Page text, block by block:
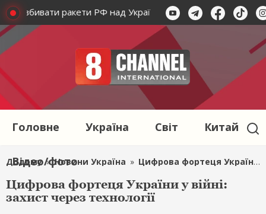
збивати ракети РФ над Україною Сикорський
Головне Україна Світ Китай
Відео/фото
Додому » Новини Україна » Цифрова фортеця України у війні: захист через технології
Цифрова фортеця України у війні:
захист через технології